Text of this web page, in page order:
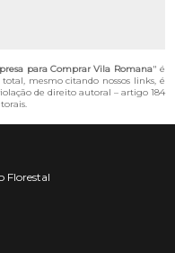
para Comprar Vila Romana" é
mesmo citando nossos links, é
de direito autoral – artigo 184
.
Florestal